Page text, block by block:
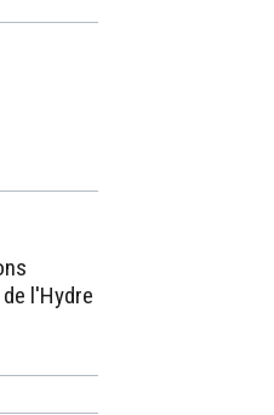
l'Hydre